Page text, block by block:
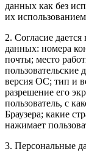
данных как без
их
2. Согласие
данных: номера
почты; место
версия ОС; тип и
разрешение его
пользователь, с
Браузера; какие
нажимает
3. Персональные